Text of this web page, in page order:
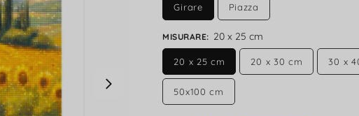
Girare Piazza
MISURARE: 20 x 25 cm
20 x 25 cm 20 x 30 cm 30 x
50x100 cm